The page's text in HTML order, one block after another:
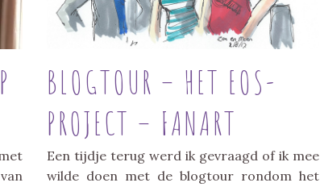
BLOGTOUR – HET EOS-
PROJECT – FANART
Een tijdje terug werd ik gevraagd of ik mee
wilde doen met de blogtour rondom het